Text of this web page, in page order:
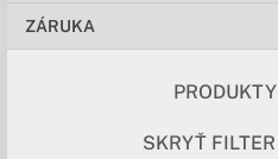
ZÁRUKA
PRODUKTY
SKRYŤ FILTER